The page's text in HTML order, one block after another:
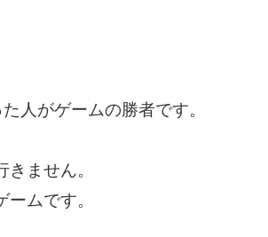
人がゲームの勝者です。
ません。
ムです。